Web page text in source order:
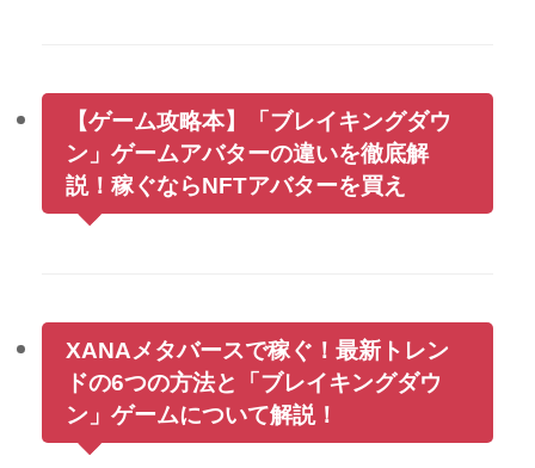
【ゲーム攻略本】「ブレイキングダウ
ン」ゲームアバターの違いを徹底解
説！稼ぐならNFTアバターを買え
XANAメタバースで稼ぐ！最新トレン
ドの6つの方法と「ブレイキングダウ
ン」ゲームについて解説！